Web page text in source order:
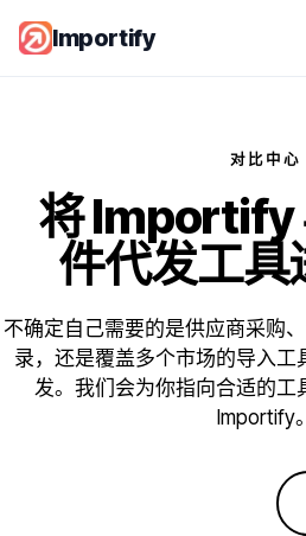
Importify
对比中心
将 Importify
件代发工具
不确定自己需要的是供应商采购
录，还是覆盖多个市场的导入工
发。我们会为你指向合适的工
Importify。